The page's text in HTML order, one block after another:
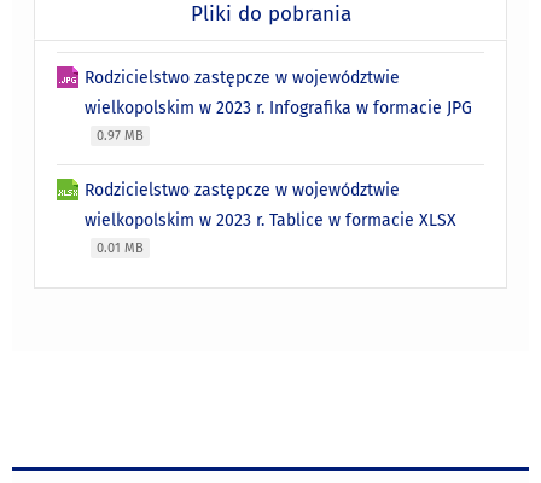
Pliki do pobrania
Rodzicielstwo zastępcze w województwie
wielkopolskim w 2023 r. Infografika w formacie JPG
0.97 MB
Rodzicielstwo zastępcze w województwie
wielkopolskim w 2023 r. Tablice w formacie XLSX
0.01 MB